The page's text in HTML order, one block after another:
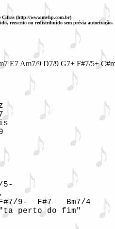
Cifras (http://www.mvhp.com.br)
reescrito ou redistribuído sem prévia autorização.
E7 Am7/9 D7/9 G7+ F#7/5+
5-
9-  F#7   Bm7/4
perto do fim"